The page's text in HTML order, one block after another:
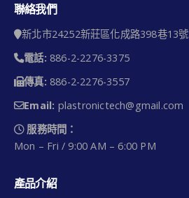
聯絡我們
新北市24252新莊區化成路398巷13號
電話: 886-2-2276-3375
傳真: 886-2-2276-3557
Email: plastronictech@gmail.com
服務時間：
Mon – Fri / 9:00 AM – 6:00 PM
產品介紹